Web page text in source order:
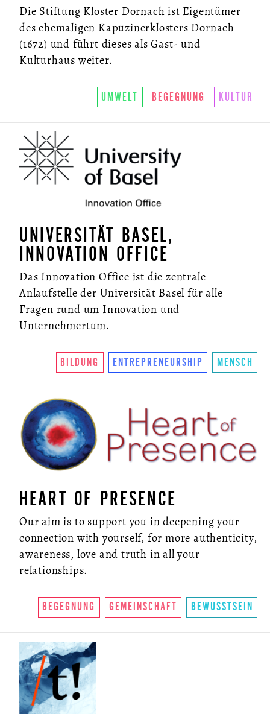
Die Stiftung Kloster Dornach ist Eigentümer
des ehemaligen Kapuzinerklosters Dornach
(1672) und führt dieses als Gast- und
Kulturhaus weiter.
UMWELT BEGEGNUNG KULTUR
UNIVERSITÄT BASEL,
INNOVATION OFFICE
Das Innovation Office ist die zentrale
Anlaufstelle der Universität Basel für alle
Fragen rund um Innovation und
Unternehmertum.
BILDUNG ENTREPRENEURSHIP MENSCH
HEART OF PRESENCE
Our aim is to support you in deepening your
connection with yourself, for more authenticity,
awareness, love and truth in all your
relationships.
BEGEGNUNG GEMEINSCHAFT BEWUSSTSEIN